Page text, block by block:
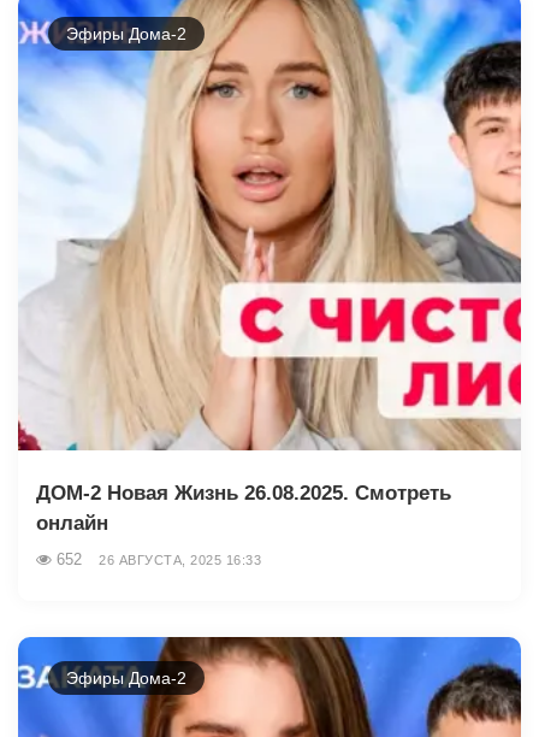
Эфиры Дома-2
ДОМ-2 Новая Жизнь 26.08.2025. Смотреть
онлайн
652 26 АВГУСТА, 2025 16:33
Эфиры Дома-2